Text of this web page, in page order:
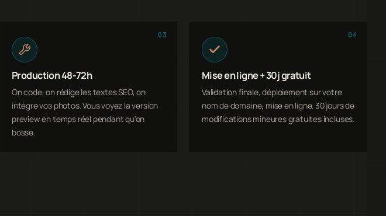
03
Production 48-72h
On code, on rédige les textes SEO, on
intègre vos photos. Vous voyez la version
preview en temps réel pendant qu'on
bosse.
04
Mise en ligne + 30j gratuit
Validation finale, déploiement sur votre
nom de domaine, mise en ligne. 30 jours de
modifications mineures gratuites incluses.